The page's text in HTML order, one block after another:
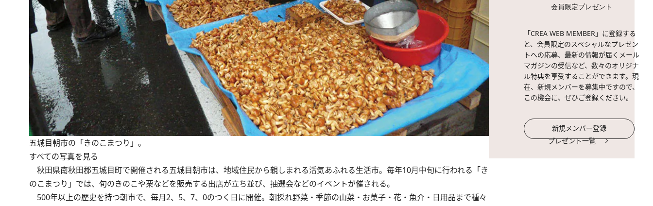
五城目朝市の「きのこまつり」。
すべての写真を見る
秋田県南秋田郡五城目町で開催される五城目朝市は、地域住民から親しまれる活気あふれる生活市。毎年10月中旬に行われる「き
のこまつり」では、旬のきのこや栗などを販売する出店が立ち並び、抽選会などのイベントが催される。
500年以上の歴史を持つ朝市で、毎月2、5、7、0のつく日に開催。朝採れ野菜・季節の山菜・お菓子・花・魚介・日用品まで種々
会員限定プレゼント
「CREA WEB MEMBER」に登録する
と、会員限定のスペシャルなプレゼン
トへの応募、最新の情報が届くメール
マガジンの受信など、数々のオリジナ
ル特典を享受することができます。現
在、新規メンバーを募集中ですので、
この機会に、ぜひご登録ください。
新規メンバー登録
プレゼント一覧